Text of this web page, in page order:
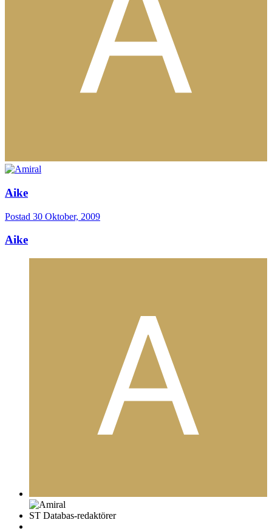
Aike
Postad 30 Oktober, 2009
Aike
ST Databas-redaktörer